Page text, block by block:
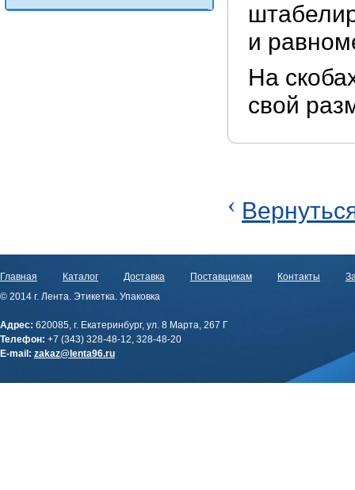
и
На
свой
‹
Главная Каталог Доставка Поставщикам Контакты
© 2014 г. Лента. Этикетка. Упаковка
Адрес: 620085, г. Екатеринбург, ул. 8 Марта, 267 Г
Телефон: +7 (343) 328-48-12, 328-48-20
E-mail: zakaz@lenta96.ru